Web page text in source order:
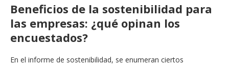
Beneficios de la sostenibilidad para
las empresas: ¿qué opinan los
encuestados?
En el informe de sostenibilidad, se enumeran ciertos